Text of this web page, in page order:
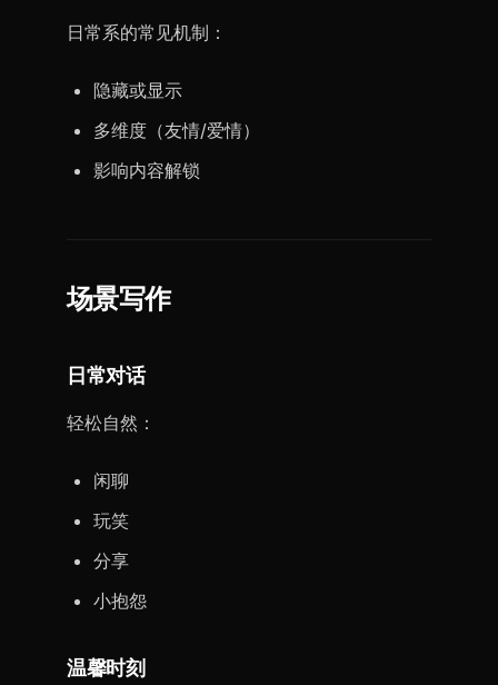
日常系的常见机制：
隐藏或显示
多维度（友情/爱情）
影响内容解锁
场景写作
日常对话
轻松自然：
闲聊
玩笑
分享
小抱怨
温馨时刻